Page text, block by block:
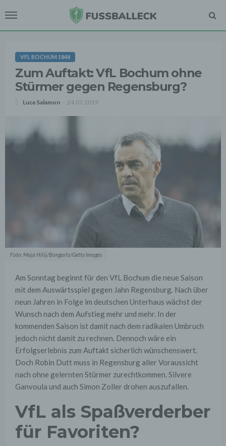
VFL BOCHUM 1848
Zum Auftakt: VfL Bochum ohne
Stürmer gegen Regensburg?
Luca Salamon 24.07.2019
Foto: Maja Hitij/Bongarts/Getty Images
Am Sonntag beginnt für den VfL Bochum die neue Saison
mit dem Auswärtsspiel gegen Jahn Regensburg. Nach über
neun Jahren in Folge im deutschen Unterhaus wächst der
Wunsch nach dem Aufstieg mehr und mehr. In der
kommenden Saison ist damit nach dem radikalen Umbruch
jedoch nicht damit zu rechnen. Dennoch wäre ein
Erfolgserlebnis zum Auftakt sicherlich wünschenswert.
Doch Robin Dutt muss in Regensburg aller Voraussicht
nach ohne gelernten Stürmer zurechtkommen. Silvere
Ganvoula und auch Simon Zoller drohen auszufallen.
VfL als Spaßverderber
für Favoriten?